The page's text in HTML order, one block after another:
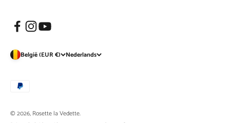
België (EUR €) Nederlands
© 2026, Rosette la Vedette.